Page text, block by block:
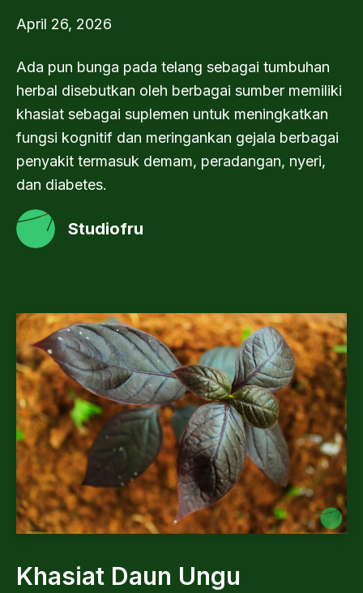
April 26, 2026
Ada pun bunga pada telang sebagai tumbuhan
herbal disebutkan oleh berbagai sumber memiliki
khasiat sebagai suplemen untuk meningkatkan
fungsi kognitif dan meringankan gejala berbagai
penyakit termasuk demam, peradangan, nyeri,
dan diabetes.
Studiofru
Khasiat Daun Ungu